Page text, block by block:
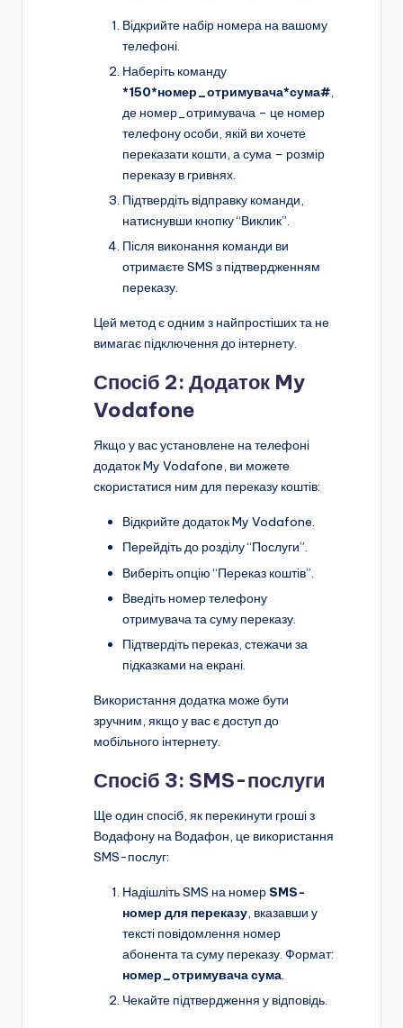
Відкрийте набір номера на вашому
телефоні.
Наберіть команду
*150*номер_отримувача*сума#,
де номер_отримувача – це номер
телефону особи, якій ви хочете
переказати кошти, а сума – розмір
переказу в гривнях.
Підтвердіть відправку команди,
натиснувши кнопку “Виклик”.
Після виконання команди ви
отримаєте SMS з підтвердженням
переказу.
Цей метод є одним з найпростіших та не
вимагає підключення до інтернету.
Спосіб 2: Додаток My
Vodafone
Якщо у вас установлене на телефоні
додаток My Vodafone, ви можете
скористатися ним для переказу коштів:
Відкрийте додаток My Vodafone.
Перейдіть до розділу “Послуги”.
Виберіть опцію “Переказ коштів”.
Введіть номер телефону
отримувача та суму переказу.
Підтвердіть переказ, стежачи за
підказками на екрані.
Використання додатка може бути
зручним, якщо у вас є доступ до
мобільного інтернету.
Спосіб 3: SMS-послуги
Ще один спосіб, як перекинути гроші з
Водафону на Водафон, це використання
SMS-послуг:
Надішліть SMS на номер SMS-
номер для переказу, вказавши у
тексті повідомлення номер
абонента та суму переказу. Формат:
номер_отримувача сума.
Чекайте підтвердження у відповідь.